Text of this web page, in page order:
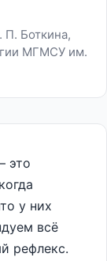
П. Боткина,
МГМСУ им.
это
у них
всё
рефлекс.